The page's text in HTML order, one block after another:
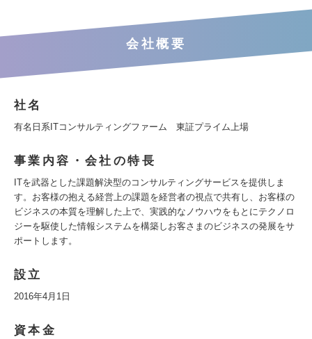
会社概要
社名
有名日系ITコンサルティングファーム 東証プライム上場
事業内容・会社の特長
ITを武器とした課題解決型のコンサルティングサービスを提供しま
す。お客様の抱える経営上の課題を経営者の視点で共有し、お客様の
ビジネスの本質を理解した上で、実践的なノウハウをもとにテクノロ
ジーを駆使した情報システムを構築しお客さまのビジネスの発展をサ
ポートします。
設立
2016年4月1日
資本金